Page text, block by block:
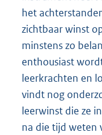
het
zichtbaar winst
minstens zo
enthousiast
leerkrachten en
vindt nog
leerwinst die ze
na die tijd weten